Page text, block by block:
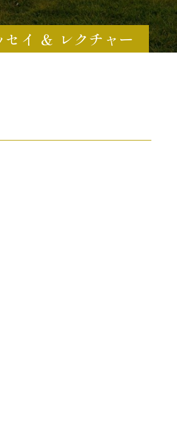
セイ ＆ レクチャー